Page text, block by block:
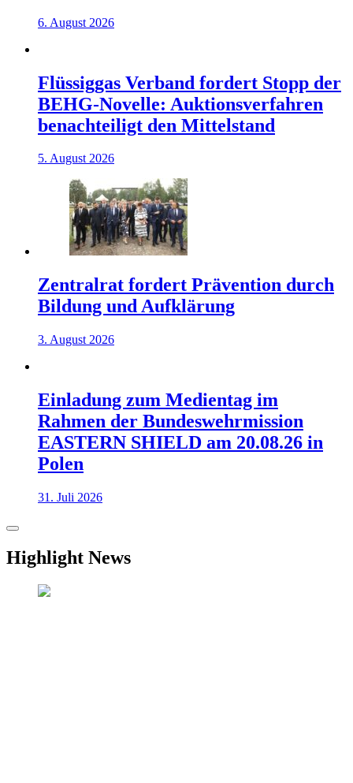
6. August 2026
Flüssiggas Verband fordert Stopp der
BEHG-Novelle: Auktionsverfahren
benachteiligt den Mittelstand
5. August 2026
Zentralrat fordert Prävention durch
Bildung und Aufklärung
3. August 2026
Einladung zum Medientag im
Rahmen der Bundeswehrmission
EASTERN SHIELD am 20.08.26 in
Polen
31. Juli 2026
Highlight News